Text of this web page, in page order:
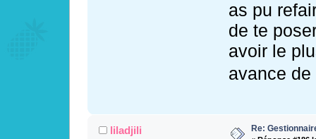
as pu
de te
avoir le
avance
liladjili Re: